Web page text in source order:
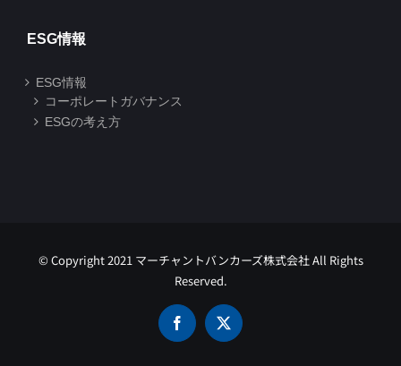
ESG情報
ESG情報
コーポレートガバナンス
ESGの考え方
© Copyright 2021 マーチャントバンカーズ株式会社 All Rights
Reserved.
Facebook
X